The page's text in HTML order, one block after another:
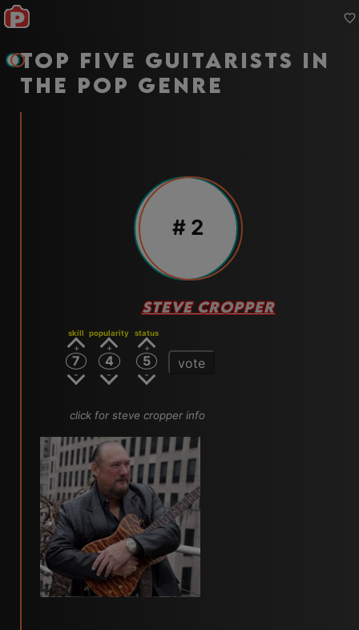
Top five guitarists in
the pop genre
# 2
STEVE CROPPER
skill
7
popularity
4
status
5 vote
click for steve cropper info